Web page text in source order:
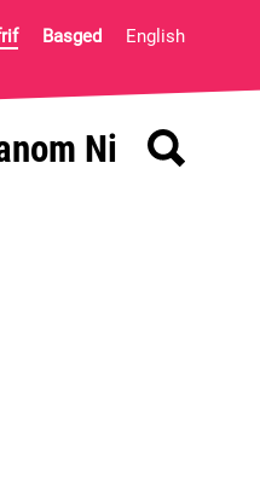
Ni Chwilio
Basged English